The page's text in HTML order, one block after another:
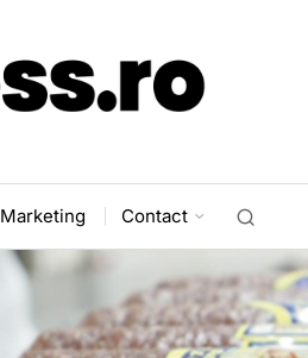
Marketing Contact